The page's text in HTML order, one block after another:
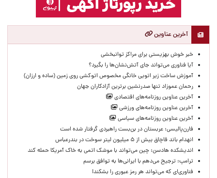
آخرین عناوین
خبر خوش بهزیستی برای مراکز توانبخشی
آیا فناوری می‌تواند جای آتش‌نشان‌ها را بگیرد؟
آموزش ساخت زیر اتویی خانگی مخصوص اتوکشی روی زمین (ساده و ارزان)
رحمان عموزاد تنها صدرنشین برترین آزادکاران جهان
آخرین عناوین روزنامه‌های اقتصادی
آخرین عناوین روزنامه‌های ورزشی
آخرین عناوین روزنامه‌های سیاسی
فارن‌پالیسی: عربستان در بن‌بست راهبردی گرفتار شده است
انهدام باند قاچاق بیش از ۵ میلیون لیتر سوخت در بندرعباس
اندیشکده هادسن: چین می‌تواند با موشک اتمی به خاک آمریکا حمله کند
ترامپ: ترجیح می‌دهم با ایرانی‌‌ها به توافق برسم
فناوری‌ای که می‌تواند هر رمز عبوری را بشکند!